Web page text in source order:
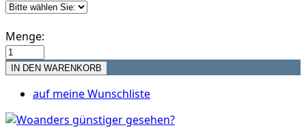
Menge:
auf meine Wunschliste